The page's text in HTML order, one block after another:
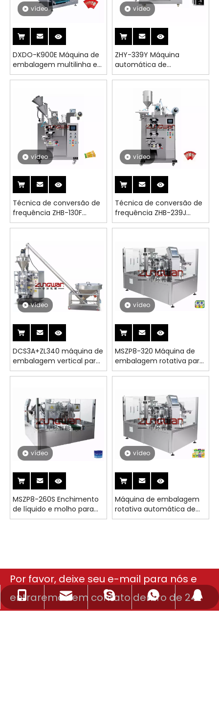
vídeo
DXDO-K900E Máquina de
embalagem multilinha e
vedação de quatro lados
vídeo
ZHY-339Y Máquina
automática de
embalagem de líquidos
ao toque controlada
vídeo
Técnica de conversão de
frequência ZHB-130F
Máquina de embalagem
vídeo
Técnica de conversão de
frequência ZHB-239J
Máquina de embalagem
vídeo
DCS3A+ZL340 máquina de
embalagem vertical para
sacos
vídeo
MSZP8-320 Máquina de
embalagem rotativa para
sacos pré-fabricados
vídeo
MSZP8-260S Enchimento
de líquido e molho para
máquina de embalagem
vídeo
Máquina de embalagem
rotativa automática de
bolsas pré-fabricadas
Por favor, deixe seu e-mail para nós e
entraremos em contato dentro de 24
+86-13857753753
loro@cnzpack.com
lorozhpackaging
+86-13566223503
2880131201